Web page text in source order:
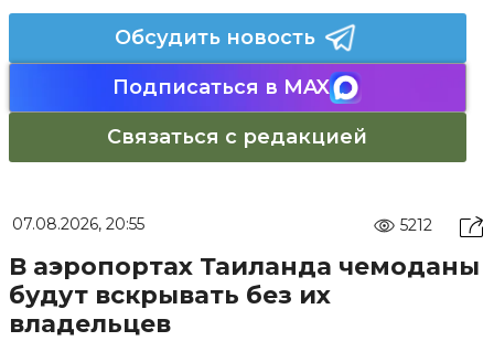
Обсудить новость
Подписаться в MAX
Связаться с редакцией
07.08.2026, 20:55 5212
В аэропортах Таиланда чемоданы
будут вскрывать без их
владельцев